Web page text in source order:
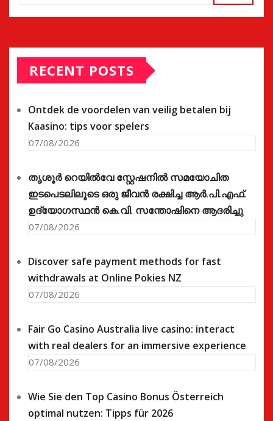
RECENT POSTS
Ontdek de voordelen van veilig betalen bij
Kaasino: tips voor spelers
07/08/2026
തൃശൂർ റെയിൽവേ സ്റ്റേഷനിൽ സമയോചിത
ഇടപെടലിലൂടെ ഒരു ജീവൻ രക്ഷിച്ച ആർ.പി.എഫ്.
ഉദ്യോഗസ്ഥൻ കെ.വി. സന്തോഷിനെ ആദരിച്ചു
07/08/2026
Discover safe payment methods for fast
withdrawals at Online Pokies NZ
07/08/2026
Fair Go Casino Australia live casino: interact
with real dealers for an immersive experience
07/08/2026
Wie Sie den Top Casino Bonus Österreich
optimal nutzen: Tipps für 2026